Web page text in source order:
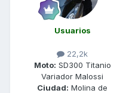
Usuarios
22,2k
Moto: SD300 Titanio
Variador Malossi
Ciudad: Molina de